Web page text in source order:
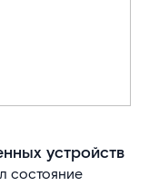
устройств
состояние